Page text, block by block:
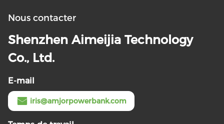
Nous contacter
Shenzhen Aimeijia Technology
Co., Ltd.
E-mail
iris@amjorpowerbank.com